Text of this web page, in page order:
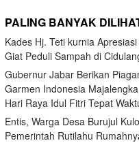
PALING BANYAK
Kades Hj. Teti kurnia
Giat Peduli Sampah di
Gubernur Jabar Berikan
Garmen Indonesia
Hari Raya Idul Fitri Tepat
Entis, Warga Desa Burujul
Pemerintah Rutilahu